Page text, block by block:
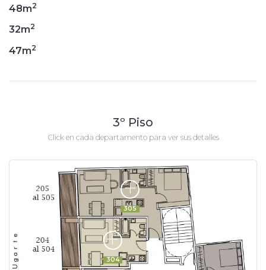
48m2
32m2
47m2
3º Piso
Click en cada departamento para ver sus detalles
305
304